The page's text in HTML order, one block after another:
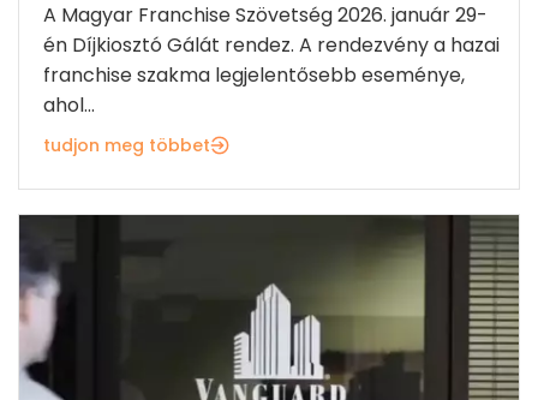
A Magyar Franchise Szövetség 2026. január 29-
én Díjkiosztó Gálát rendez. A rendezvény a hazai
franchise szakma legjelentősebb eseménye,
ahol...
tudjon meg többet